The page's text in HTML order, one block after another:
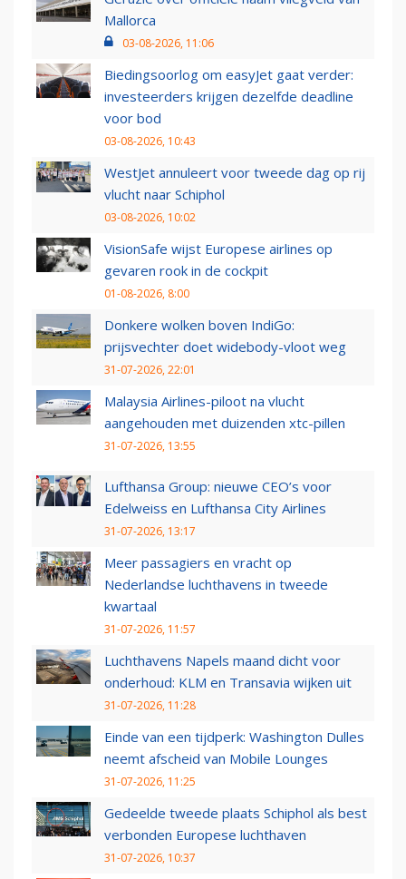
Mallorca
03-08-2026, 11:06
Biedingsoorlog om easyJet gaat verder:
investeerders krijgen dezelfde deadline
voor bod
03-08-2026, 10:43
WestJet annuleert voor tweede dag op rij
vlucht naar Schiphol
03-08-2026, 10:02
VisionSafe wijst Europese airlines op
gevaren rook in de cockpit
01-08-2026, 8:00
Donkere wolken boven IndiGo:
prijsvechter doet widebody-vloot weg
31-07-2026, 22:01
Malaysia Airlines-piloot na vlucht
aangehouden met duizenden xtc-pillen
31-07-2026, 13:55
Lufthansa Group: nieuwe CEO’s voor
Edelweiss en Lufthansa City Airlines
31-07-2026, 13:17
Meer passagiers en vracht op
Nederlandse luchthavens in tweede
kwartaal
31-07-2026, 11:57
Luchthavens Napels maand dicht voor
onderhoud: KLM en Transavia wijken uit
31-07-2026, 11:28
Einde van een tijdperk: Washington Dulles
neemt afscheid van Mobile Lounges
31-07-2026, 11:25
Gedeelde tweede plaats Schiphol als best
verbonden Europese luchthaven
31-07-2026, 10:37